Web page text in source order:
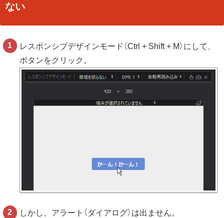
ない
レスポンシブデザインモード（Ctrl + Shift + M）にして、
ボタンをクリック。
しかし、アラート（ダイアログ）は出ません。